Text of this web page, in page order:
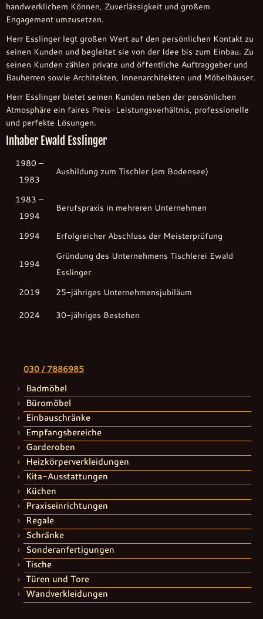
handwerklichem Können, Zuverlässigkeit und großem
Engagement umzusetzen.
Herr Esslinger legt großen Wert auf den persönlichen Kontakt zu
seinen Kunden und begleitet sie von der Idee bis zum Einbau. Zu
seinen Kunden zählen private und öffentliche Auftraggeber und
Bauherren sowie Architekten, Innenarchitekten und Möbelhäuser.
Herr Esslinger bietet seinen Kunden neben der persönlichen
Atmosphäre ein faires Preis-Leistungsverhältnis, professionelle
und perfekte Lösungen.
Inhaber Ewald Esslinger
1980 –
1983
Ausbildung zum Tischler (am Bodensee)
1983 –
1994
Berufspraxis in mehreren Unternehmen
1994 Erfolgreicher Abschluss der Meisterprüfung
1994
Gründung des Unternehmens Tischlerei Ewald
Esslinger
2019
2024
25-jähriges Unternehmensjubiläum
30-jähriges Bestehen
030 / 7886985
Badmöbel
Büromöbel
Einbauschränke
Empfangsbereiche
Garderoben
Heizkörperverkleidungen
Kita-Ausstattungen
Küchen
Praxiseinrichtungen
Regale
Schränke
Sonderanfertigungen
Tische
Türen und Tore
Wandverkleidungen